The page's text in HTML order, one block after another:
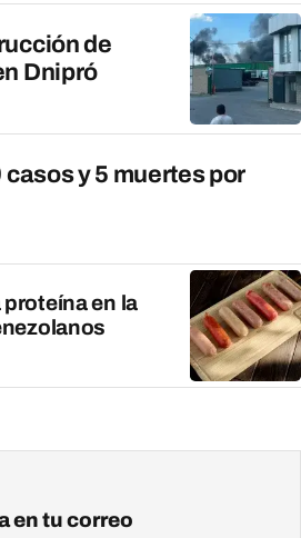
de
Dnipró
y 5 muertes por
en la
en tu correo